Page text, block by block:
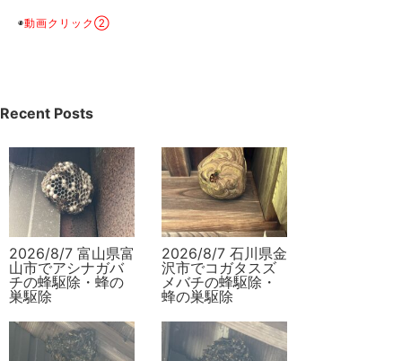
◉動画クリック②
Recent Posts
2026/8/7 富山県富
山市でアシナガバ
チの蜂駆除・蜂の
巣駆除
2026/8/7 石川県金
沢市でコガタスズ
メバチの蜂駆除・
蜂の巣駆除